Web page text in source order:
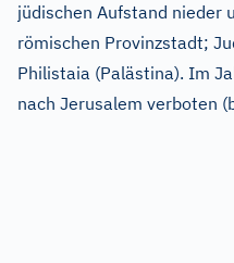
jüdischen Aufstand nieder
römischen Provinzstadt;
Philistaia (Palästina). Im
nach Jerusalem verboten